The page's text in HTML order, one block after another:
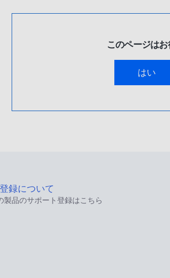
このページは
はい
録について
製品のサポート登録はこちら